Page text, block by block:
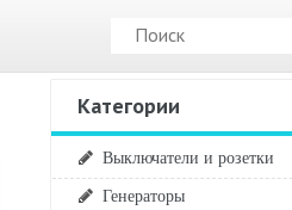
Категории
Выключатели и розетки
Генераторы